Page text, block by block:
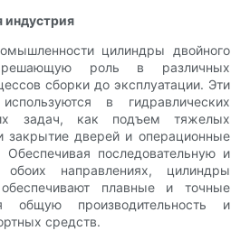
индустрия
цилиндры двойного
решающую роль в различных
сборки до эксплуатации. Эти
в гидравлических
задач, как подъем тяжелых
закрытие дверей и операционные
последовательную и
направлениях, цилиндры
плавные и точные
общую производительность и
средств.